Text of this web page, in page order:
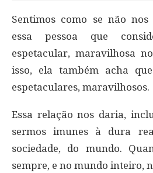
Sentimos como se não nos
essa pessoa que
espetacular, maravilhosa
isso, ela também acha
espetaculares, maravilhosos.
Essa relação nos daria,
sermos imunes à dura
sociedade, do mundo.
sempre, e no mundo inteiro,